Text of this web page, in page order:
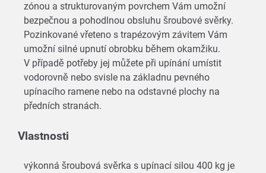
zónou a strukturovaným povrchem Vám umožní
bezpečnou a pohodlnou obsluhu šroubové svěrky.
Pozinkované vřeteno s trapézovým závitem Vám
umožní silné upnutí obrobku během okamžiku.
V případě potřeby jej můžete při upínání umístit
vodorovně nebo svisle na základnu pevného
upínacího ramene nebo na odstavné plochy na
předních stranách.
Vlastnosti
výkonná šroubová svěrka s upínací silou 400 kg je